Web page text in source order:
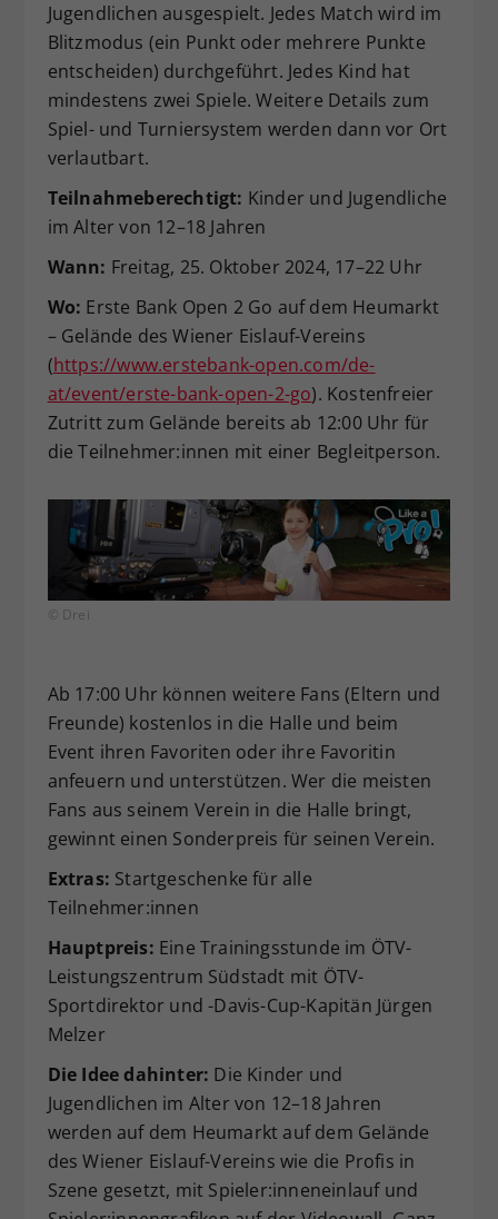
Jugendlichen ausgespielt. Jedes Match wird im
Blitzmodus (ein Punkt oder mehrere Punkte
entscheiden) durchgeführt. Jedes Kind hat
mindestens zwei Spiele. Weitere Details zum
Spiel- und Turniersystem werden dann vor Ort
verlautbart.
Teilnahmeberechtigt: Kinder und Jugendliche
im Alter von 12–18 Jahren
Wann: Freitag, 25. Oktober 2024, 17–22 Uhr
Wo: Erste Bank Open 2 Go auf dem Heumarkt
– Gelände des Wiener Eislauf-Vereins
(https://www.erstebank-open.com/de-
at/event/erste-bank-open-2-go). Kostenfreier
Zutritt zum Gelände bereits ab 12:00 Uhr für
die Teilnehmer:innen mit einer Begleitperson.
© Drei
Ab 17:00 Uhr können weitere Fans (Eltern und
Freunde) kostenlos in die Halle und beim
Event ihren Favoriten oder ihre Favoritin
anfeuern und unterstützen. Wer die meisten
Fans aus seinem Verein in die Halle bringt,
gewinnt einen Sonderpreis für seinen Verein.
Extras: Startgeschenke für alle
Teilnehmer:innen
Hauptpreis: Eine Trainingsstunde im ÖTV-
Leistungszentrum Südstadt mit ÖTV-
Sportdirektor und -Davis-Cup-Kapitän Jürgen
Melzer
Die Idee dahinter: Die Kinder und
Jugendlichen im Alter von 12–18 Jahren
werden auf dem Heumarkt auf dem Gelände
des Wiener Eislauf-Vereins wie die Profis in
Szene gesetzt, mit Spieler:inneneinlauf und
Zweck
Dieser Wert speichert Ihre Consent-
Einstellungen. Unter anderem eine
zufällig generierte ID, für die
historische Speicherung Ihrer
vorgenommen Einstellungen, falls der